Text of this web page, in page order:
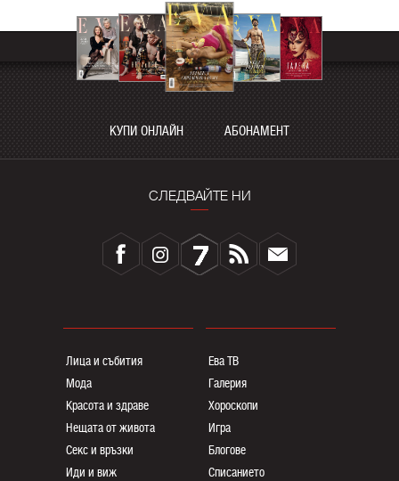
КУПИ ОНЛАЙН АБОНАМЕНТ
СЛЕДВАЙТЕ НИ
Лица и събития
Мода
Красота и здраве
Нещата от живота
Секс и връзки
Иди и виж
Ева ТВ
Галерия
Хороскопи
Игра
Блогoве
Списанието